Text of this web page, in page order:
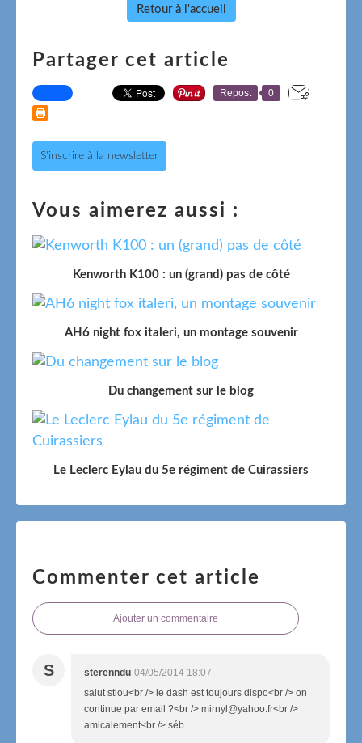
Retour à l'accueil
Partager cet article
Repost 0
S'inscrire à la newsletter
Vous aimerez aussi :
Kenworth K100 : un (grand) pas de côté
AH6 night fox italeri, un montage souvenir
Du changement sur le blog
Le Leclerc Eylau du 5e régiment de Cuirassiers
Commenter cet article
Ajouter un commentaire
S sterenndu 04/05/2014 18:07
salut stiou<br /> le dash est toujours dispo<br /> on
continue par email ?<br /> mirnyl@yahoo.fr<br />
amicalement<br /> séb